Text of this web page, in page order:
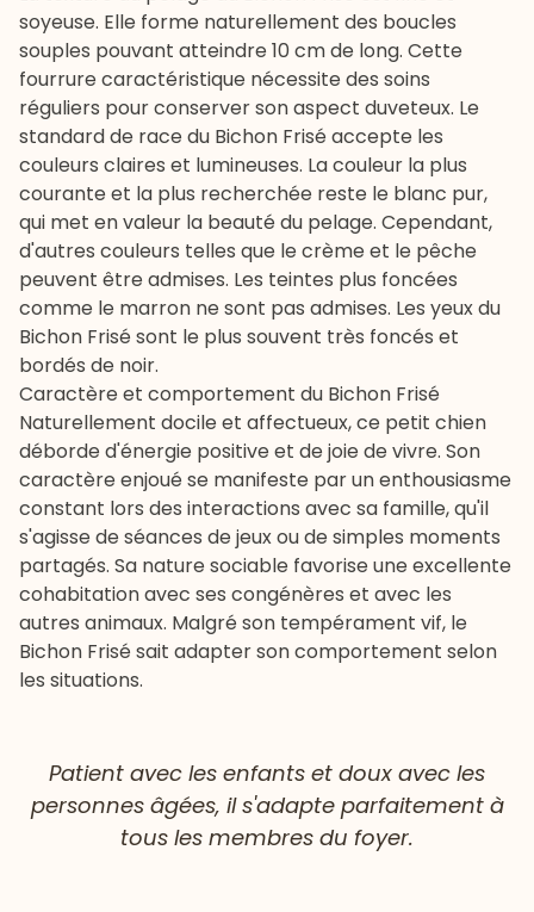
soyeuse. Elle forme naturellement des boucles
souples pouvant atteindre 10 cm de long. Cette
fourrure caractéristique nécessite des soins
réguliers pour conserver son aspect duveteux. Le
standard de race du Bichon Frisé accepte les
couleurs claires et lumineuses. La couleur la plus
courante et la plus recherchée reste le blanc pur,
qui met en valeur la beauté du pelage. Cependant,
d'autres couleurs telles que le crème et le pêche
peuvent être admises. Les teintes plus foncées
comme le marron ne sont pas admises. Les yeux du
Bichon Frisé sont le plus souvent très foncés et
bordés de noir.
Caractère et comportement du Bichon Frisé
Naturellement docile et affectueux, ce petit chien
déborde d'énergie positive et de joie de vivre. Son
caractère enjoué se manifeste par un enthousiasme
constant lors des interactions avec sa famille, qu'il
s'agisse de séances de jeux ou de simples moments
partagés. Sa nature sociable favorise une excellente
cohabitation avec ses congénères et avec les
autres animaux. Malgré son tempérament vif, le
Bichon Frisé sait adapter son comportement selon
les situations.
Patient avec les enfants et doux avec les
personnes âgées, il s'adapte parfaitement à
tous les membres du foyer.